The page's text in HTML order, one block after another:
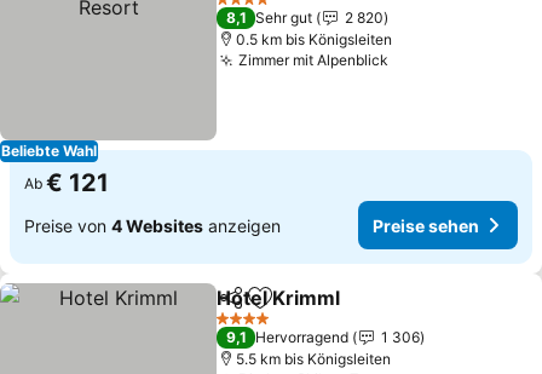
Beliebte Wahl
4 Sterne
8,1 Sehr gut
2 820
0.5 km bis Königsleiten
Zimmer mit Alpenblick
Ab € 121
Preise von 4 Websites anzeigen Preise sehen
TeilenZu Favoriten hinzufügen
Hotel Krimml
4 Sterne
9,1 Hervorragend
1 306
5.5 km bis Königsleiten